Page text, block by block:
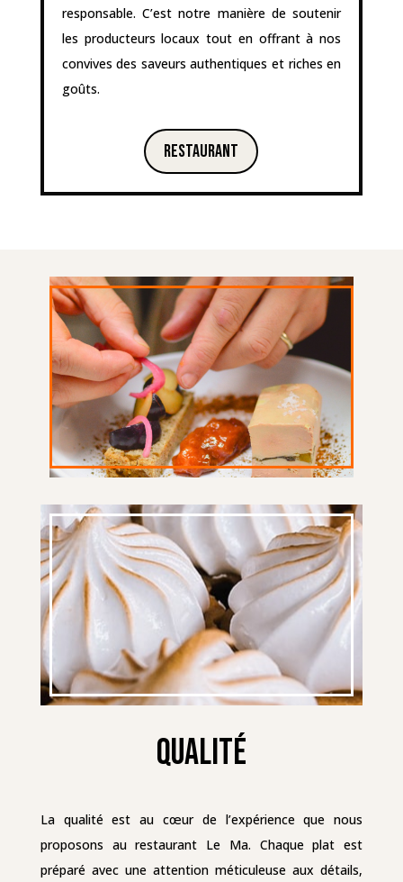
convives des saveurs authentiques et riches en
goûts.
Qualité
La qualité est au cœur de l’expérience que nous
préparé avec une attention méticuleuse aux détails,
en utilisant uniquement des ingrédients frais et de
première qualité. Le chef met un accent particulier sur